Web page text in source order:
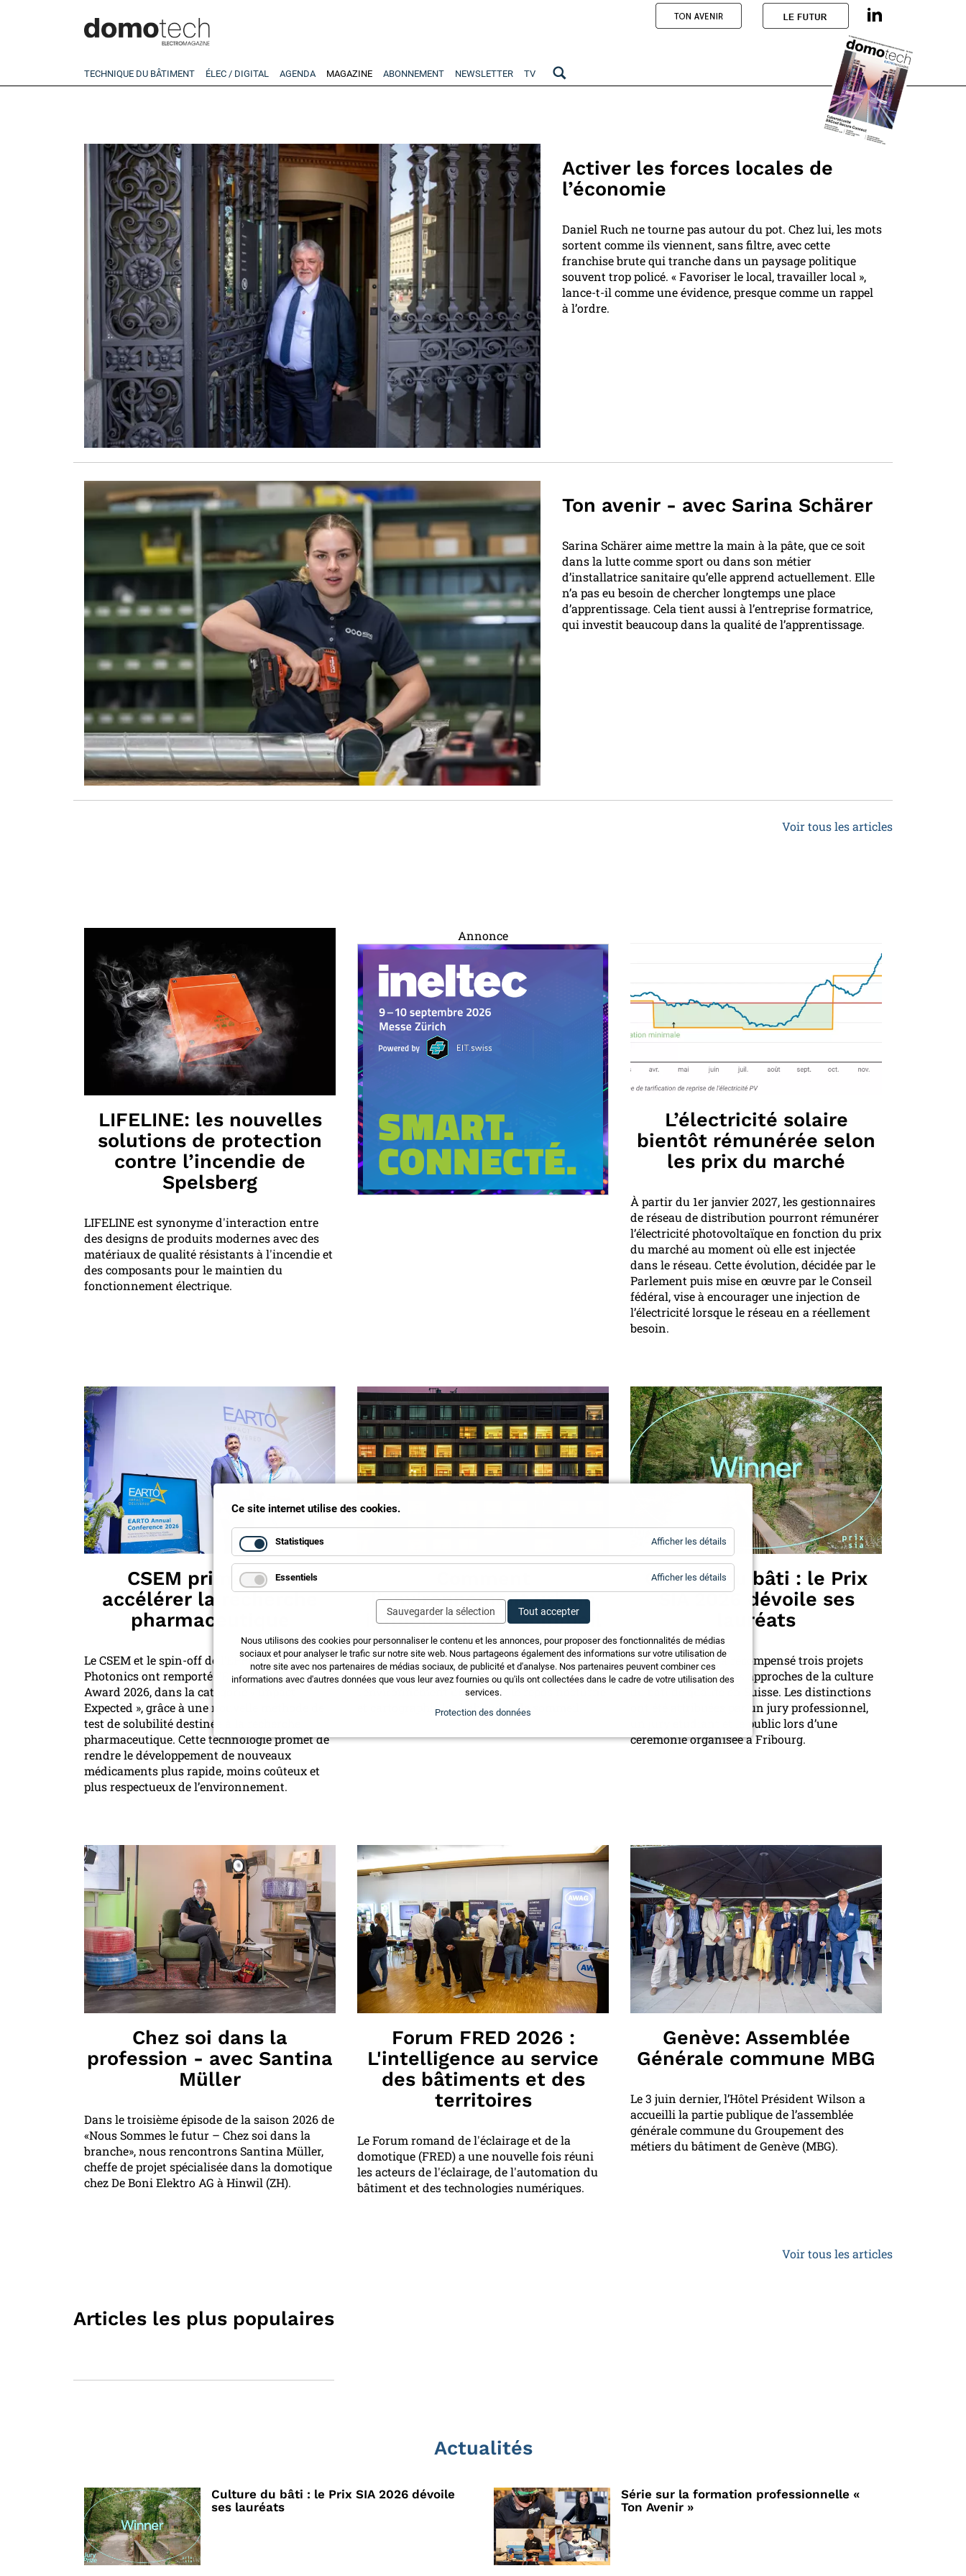
TECHNIQUE DU BÂTIMENT ÉLEC / DIGITAL AGENDA MAGAZINE ABONNEMENT NEWSLETTER TV
Activer les forces locales de
l’économie
Daniel Ruch ne tourne pas autour du pot. Chez lui, les mots
sortent comme ils viennent, sans filtre, avec cette
franchise brute qui tranche dans un paysage politique
souvent trop policé. « Favoriser le local, travailler local »,
lance-t-il comme une évidence, presque comme un rappel
à l’ordre.
Ton avenir - avec Sarina Schärer
Sarina Schärer aime mettre la main à la pâte, que ce soit
dans la lutte comme sport ou dans son métier
d’installatrice sanitaire qu’elle apprend actuellement. Elle
n’a pas eu besoin de chercher longtemps une place
d’apprentissage. Cela tient aussi à l’entreprise formatrice,
qui investit beaucoup dans la qualité de l’apprentissage.
Voir tous les articles
LIFELINE: les nouvelles
solutions de protection
contre l’incendie de
Spelsberg
LIFELINE est synonyme d'interaction entre
des designs de produits modernes avec des
matériaux de qualité résistants à l'incendie et
des composants pour le maintien du
fonctionnement électrique.
Annonce
L’électricité solaire
bientôt rémunérée selon
les prix du marché
À partir du 1er janvier 2027, les gestionnaires
de réseau de distribution pourront rémunérer
l’électricité photovoltaïque en fonction du prix
du marché au moment où elle est injectée
dans le réseau. Cette évolution, décidée par le
Parlement puis mise en œuvre par le Conseil
fédéral, vise à encourager une injection de
l’électricité lorsque le réseau en a réellement
besoin.
CSEM primé pour
accélérer la recherche
pharmaceutique
Le CSEM et le spin-off de l’EPFL ORYL
Photonics ont remporté l’EARTO Innovation
Award 2026, dans la catégorie « Impact
Expected », grâce à une nouvelle méthode de
test de solubilité destinée à la recherche
pharmaceutique. Cette technologie promet de
rendre le développement de nouveaux
médicaments plus rapide, moins coûteux et
plus respectueux de l’environnement.
l’environnement urbain
influence notre sommeil
Le sommeil est un enjeu de santé publique.
Avec URBASAN, l’EPFL étudie l’impact de
l’environnement urbain sur le repos nocturne
et cartographie les habitudes de sommeil.
Culture du bâti : le Prix
SIA 2026 dévoile ses
lauréats
Le Prix SIA 2026 a récompensé trois projets
illustrant différentes approches de la culture
du bâti de qualité en Suisse. Les distinctions
ont été attribuées par un jury professionnel,
un jury étudiant et le public lors d’une
cérémonie organisée à Fribourg.
Chez soi dans la
profession - avec Santina
Müller
Dans le troisième épisode de la saison 2026 de
«Nous Sommes le futur – Chez soi dans la
branche», nous rencontrons Santina Müller,
cheffe de projet spécialisée dans la domotique
chez De Boni Elektro AG à Hinwil (ZH).
Forum FRED 2026 :
L'intelligence au service
des bâtiments et des
territoires
Le Forum romand de l'éclairage et de la
domotique (FRED) a une nouvelle fois réuni
les acteurs de l'éclairage, de l'automation du
bâtiment et des technologies numériques.
Genève: Assemblée
Générale commune MBG
Le 3 juin dernier, l’Hôtel Président Wilson a
accueilli la partie publique de l’assemblée
générale commune du Groupement des
métiers du bâtiment de Genève (MBG).
Voir tous les articles
Articles les plus populaires
Actualités
Culture du bâti : le Prix SIA 2026 dévoile
ses lauréats
Série sur la formation professionnelle «
Ton Avenir »
Ce site internet utilise des cookies.
Statistiques Afficher les détails
Statistiques
Essentiels Afficher les détails
Essentiels
Sauvegarder la sélection Tout accepter
Nous utilisons des cookies pour personnaliser le contenu et les annonces, pour proposer des fonctionnalités de médias
sociaux et pour analyser le trafic sur notre site web. Nous partageons également des informations sur votre utilisation de
notre site avec nos partenaires de médias sociaux, de publicité et d'analyse. Nos partenaires peuvent combiner ces
informations avec d'autres données que vous leur avez fournies ou qu'ils ont collectées dans le cadre de votre utilisation des
services.
Protection des données